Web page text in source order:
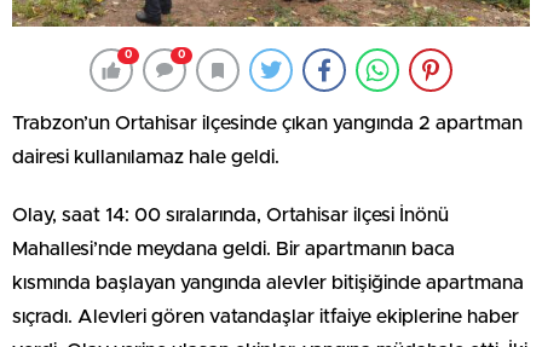
0 0
Trabzon’un Ortahisar ilçesinde çıkan yangında 2 apartman
dairesi kullanılamaz hale geldi.
Olay, saat 14: 00 sıralarında, Ortahisar ilçesi İnönü
Mahallesi’nde meydana geldi. Bir apartmanın baca
kısmında başlayan yangında alevler bitişiğinde apartmana
sıçradı. Alevleri gören vatandaşlar itfaiye ekiplerine haber